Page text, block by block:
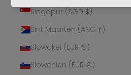
Singapur (SGD $)
Sint Maarten (ANG ƒ)
Slowakei (EUR €)
Slowenien (EUR €)